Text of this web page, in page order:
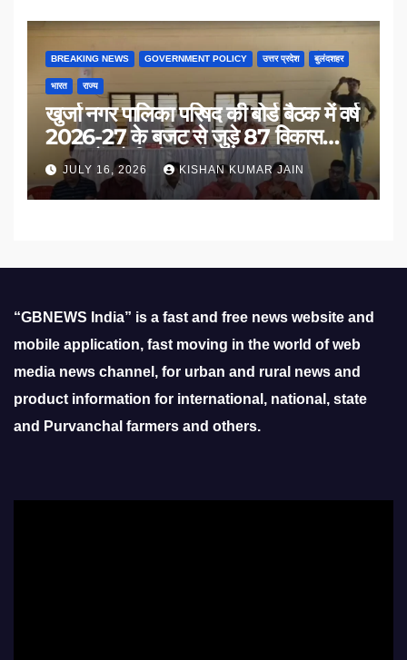
BREAKING NEWS GOVERNMENT POLICY उत्तर प्रदेश बुलंदशहर
भारत राज्य
खुर्जा नगर पालिका परिषद की बोर्ड बैठक में वर्ष
2026-27 के बजट से जुड़े 87 विकास
प्रस्तावों को मिली मंजूरी
JULY 16, 2026 KISHAN KUMAR JAIN
“GBNEWS India” is a fast and free news website and
mobile application, fast moving in the world of web
media news channel, for urban and rural news and
product information for international, national, state
and Purvanchal farmers and others.